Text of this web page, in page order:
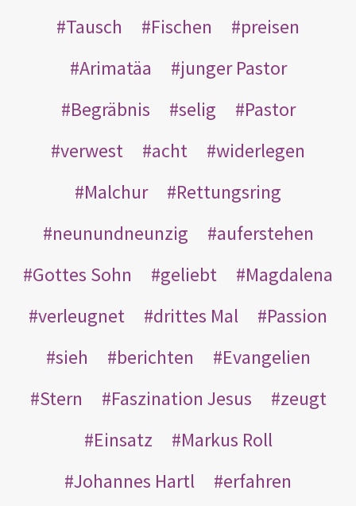
Tausch
Fischen
preisen
Arimatäa
junger Pastor
Begräbnis
selig
Pastor
verwest
acht
widerlegen
Malchur
Rettungsring
neunundneunzig
auferstehen
Gottes Sohn
geliebt
Magdalena
verleugnet
drittes Mal
Passion
sieh
berichten
Evangelien
Stern
Faszination Jesus
zeugt
Einsatz
Markus Roll
Johannes Hartl
erfahren